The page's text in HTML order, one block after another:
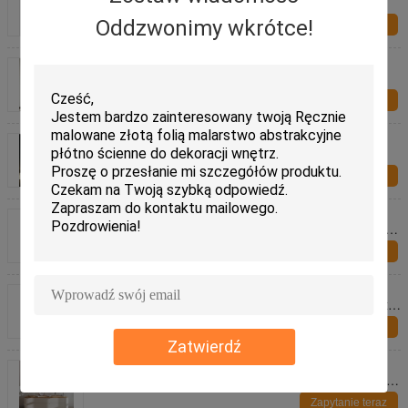
Oddzwonimy wkrótce!
Zatwierdź
36 "X 48" 24 "X 32" portret ślubny obraz olejny
płótno bawełniane
Zapytanie teraz
Handmade abstrakcyjna złota folia obraz olejny na
płótnie luksusowa gruba tekstura sztuka ścienna do
Ręcznie robiony niestandardowy portret olejny ze
zdjęcia najlepszy spersonalizowany prezent portretu
100% Ręcznie Malowane Abstrakcyjne Kolorowe
Obraz Olejny na Płótnie Hot Nowoczesne Krajobraz
Wall Art dla Wejście Home DecorationZapytanie teraz